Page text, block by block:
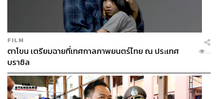
ภายใน 40 วินาที ด้วยความแม่นยำเกือบ 100 % เปอร์เซ็นต์
ซึ่งโครงการนี้กำลังขยายผลด้วยการสนับสนุนจาก Ericsson
India
ข้อมูลจากศูนย์วิจัย Krungthai COMPASS ระบุว่า การ
ประยุกต์ใช้เทคโนโลยี AI ในอุตสาหกรรมอาหารและเครื่อง
ดื่ม นอกจากจะช่วยลด Food Loss แล้ว ยังช่วยสร้างความ
มั่นคงทางอาหาร และลดความกังวลด้านมาตรฐานความ
FILM
ตาโขน เตรียมฉายที่เทศกาลภาพยนตร์ไทย ณ ประเทศ
บราซิล
...